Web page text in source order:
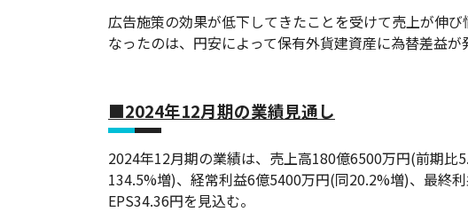
広告施策の効果が低下してきたことを受けて売上が伸
なったのは、円安によって保有外貨建資産に為替差益が
■2024年12月期の業績見通し
2024年12月期の業績は、売上高180億6500万円(前期比
134.5%増)、経常利益6億5400万円(同20.2%増)、最終
EPS34.36円を見込む。